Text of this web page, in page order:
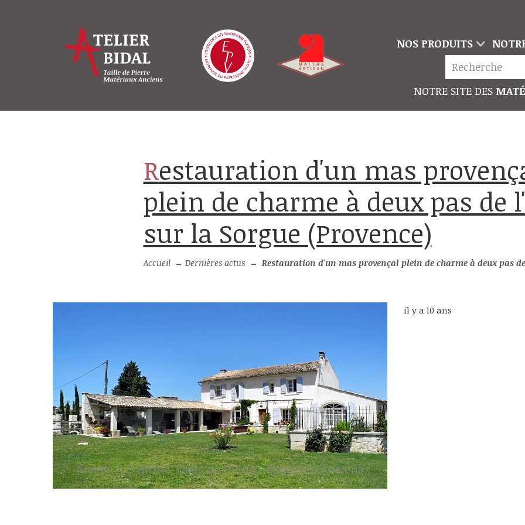
NOS PRODUITS
NOTRE SITE DES
Restauration d'un mas provençal
plein de charme à deux pas de
sur la Sorgue (Provence)
Accueil →Dernières actus → Restauration d'un mas provençal plein de charme à deux pas de l'Isle sur la
il y a 10 ans